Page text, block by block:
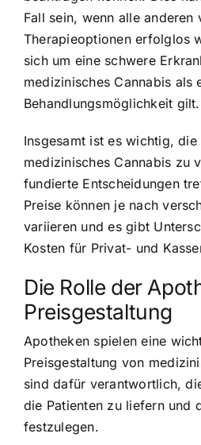
Fall sein, wenn alle anderen
Therapieoptionen erfolglos
sich um eine schwere
medizinisches Cannabis als
Behandlungsmöglichkeit gilt.
Insgesamt ist es wichtig,
medizinisches Cannabis zu
fundierte Entscheidungen
Preise können je nach
variieren und es gibt
Kosten für Privat- und
Die Rolle der
Preisgestaltung
Apotheken spielen eine
Preisgestaltung von
sind dafür verantwortlich,
die Patienten zu liefern und
festzulegen.